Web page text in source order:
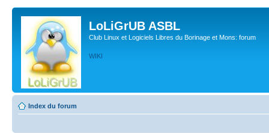
LoLiGrUB ASBL
Club Linux et Logiciels Libres du Borinage et Mons: forum
WIKI
Index du forum